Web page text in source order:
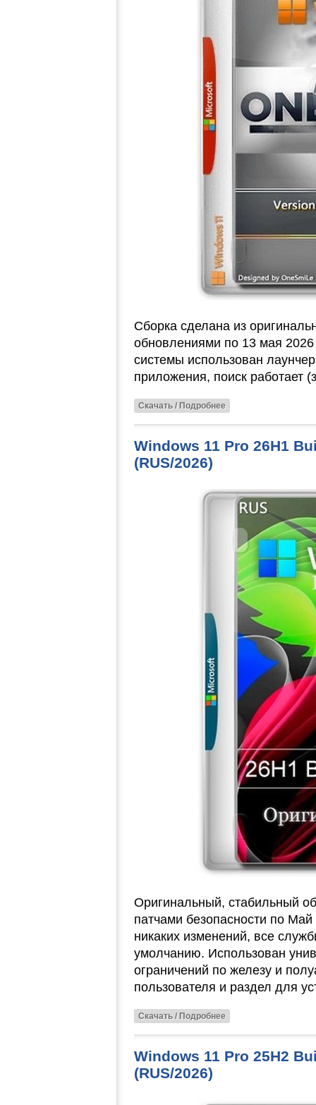
Сборка сделана из
обновлениями по 13 мая
системы использован
приложения, поиск работает
Скачать / Подробнее
Windows 11 Pro 26H1
(RUS/2026)
Оригинальный, стабильный
патчами безопасности по
никаких изменений, все
умолчанию. Использован
ограничений по железу и
пользователя и раздел для
Скачать / Подробнее
Windows 11 Pro 25H2
(RUS/2026)